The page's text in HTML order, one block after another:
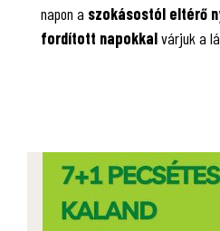
napon a szokásostól eltérő
fordított napokkalvárjuk a